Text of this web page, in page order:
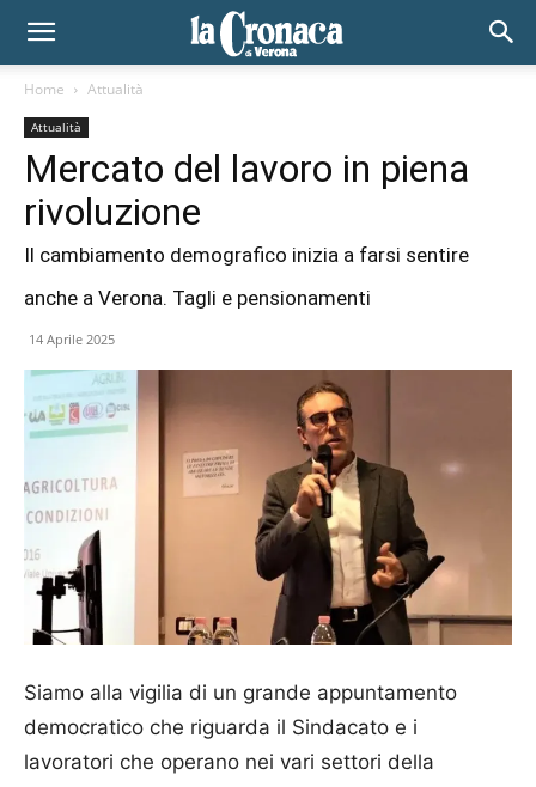
Home Attualità
Attualità
Mercato del lavoro in piena
rivoluzione
Il cambiamento demografico inizia a farsi sentire
anche a Verona. Tagli e pensionamenti
14 Aprile 2025
Siamo alla vigilia di un grande appuntamento
democratico che riguarda il Sindacato e i
lavoratori che operano nei vari settori della